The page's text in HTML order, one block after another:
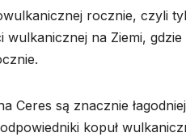
rocznie, czyli
na Ziemi,
są znacznie
kopuł